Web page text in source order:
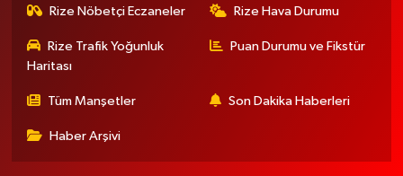
Rize Nöbetçi Eczaneler Rize Hava Durumu
Rize Trafik Yoğunluk
Haritası
Puan Durumu ve Fikstür
Tüm Manşetler Son Dakika Haberleri
Haber Arşivi